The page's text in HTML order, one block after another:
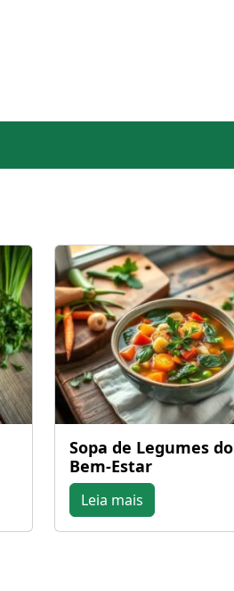
Sopa de Legumes do
Bem-Estar
Leia mais